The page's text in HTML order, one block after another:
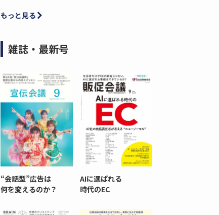
もっと見る
雑誌・最新号
“会話型”広告は
何を変えるのか？
AIに選ばれる
時代のEC